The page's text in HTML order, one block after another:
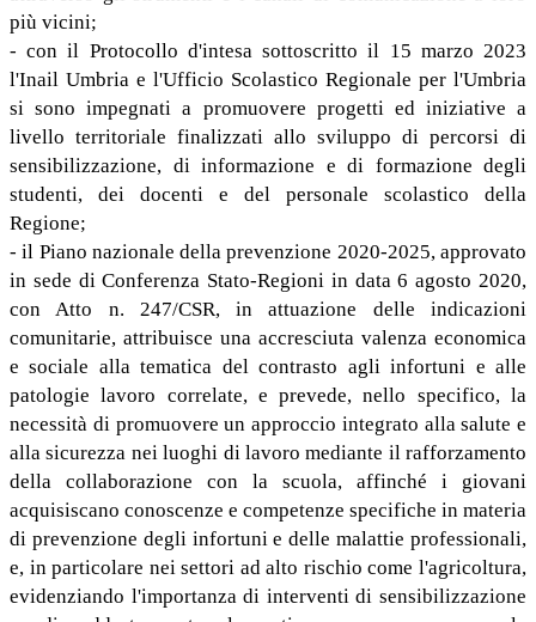
più vicini;
- con il Protocollo d'intesa sottoscritto il 15 marzo 2023
l'Inail Umbria e l'Ufficio Scolastico Regionale per l'Umbria
si sono impegnati a promuovere progetti ed iniziative a
livello territoriale finalizzati allo sviluppo di percorsi di
sensibilizzazione, di informazione e di formazione degli
studenti, dei docenti e del personale scolastico della
Regione;
- il Piano nazionale della prevenzione 2020-2025, approvato
in sede di Conferenza Stato-Regioni in data 6 agosto 2020,
con Atto n. 247/CSR, in attuazione delle indicazioni
comunitarie, attribuisce una accresciuta valenza economica
e sociale alla tematica del contrasto agli infortuni e alle
patologie lavoro correlate, e prevede, nello specifico, la
necessità di promuovere un approccio integrato alla salute e
alla sicurezza nei luoghi di lavoro mediante il rafforzamento
della collaborazione con la scuola, affinché i giovani
acquisiscano conoscenze e competenze specifiche in materia
di prevenzione degli infortuni e delle malattie professionali,
e, in particolare nei settori ad alto rischio come l'agricoltura,
evidenziando l'importanza di interventi di sensibilizzazione